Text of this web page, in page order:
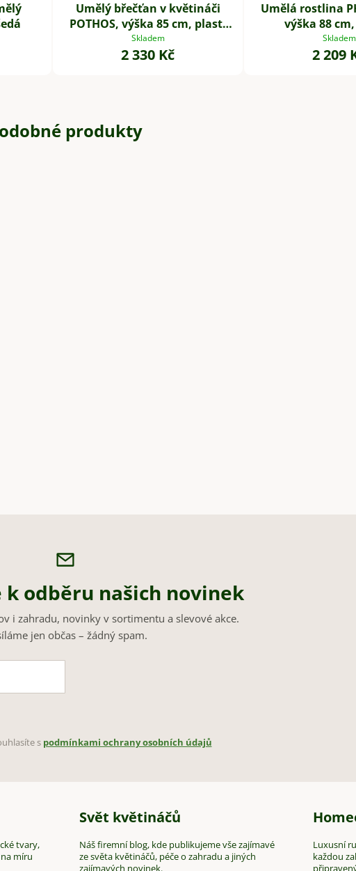
Umělý břečťan v květináči
POTHOS, výška 85 cm, plast,
zelený
Skladem
2 330 Kč
Umělá rostlina
výška 88
Skladem
2 209
produkty
k odběru našich novinek
i zahradu, novinky v sortimentu a slevové akce.
jen občas – žádný spam.
s podmínkami ochrany osobních údajů
tvary,
míru
Svět květináčů
Náš firemní blog, kde publikujeme vše zajímavé
ze světa květináčů, péče o zahradu a jiných
zajímavých novinek.
Luxusní
každou